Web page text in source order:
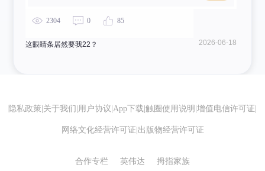
2304 0 85
这眼睛条居然要我22？ 2026-06-18
隐私政策 关于我们 用户协议 App下载 触圈使用说明 增值电信许可证
网络文化经营许可证 出版物经营许可证
合作专栏 英伟达 拇指家族